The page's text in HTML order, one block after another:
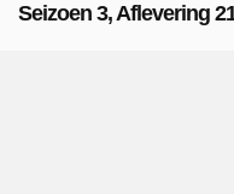
Seizoen 3, Aflevering